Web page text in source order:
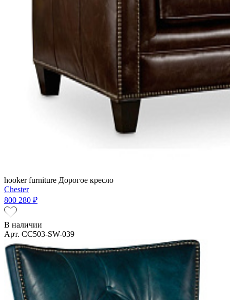
hooker furniture Дорогое кресло
Chester
800 280 ₽
В наличии
Арт. CC503-SW-039